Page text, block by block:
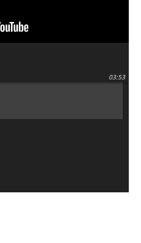
03:53